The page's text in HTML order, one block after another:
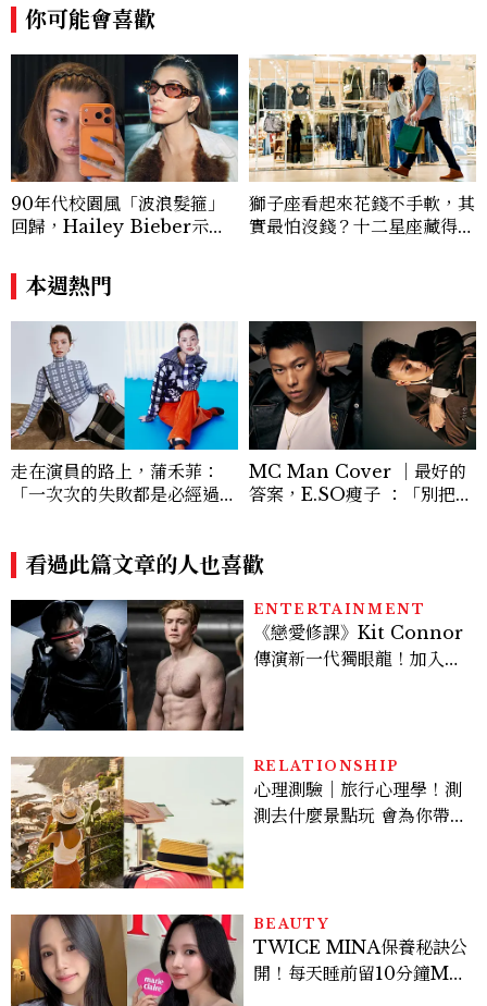
你可能會喜歡
90年代校園風「波浪髮箍」
回歸，Hailey Bieber示範
u髮箍未開賣先爆紅！
獅子座看起來花錢不手軟，其
實最怕沒錢？十二星座藏得最
本週熱門
走在演員的路上，蒲禾菲：
「一次次的失敗都是必經過
MC Man Cover ｜最好的
答案，E.SO瘦子 ：「別把自
看過此篇文章的人也喜歡
ENTERTAINMENT
《戀愛修課》Kit Connor
傳演新一代獨眼龍！加入新
RELATIONSHIP
心理測驗｜旅行心理學！測
測去什麼景點玩 會為你帶來
BEAUTY
TWICE MINA保養秘訣公
開！每天睡前留10分鐘ME